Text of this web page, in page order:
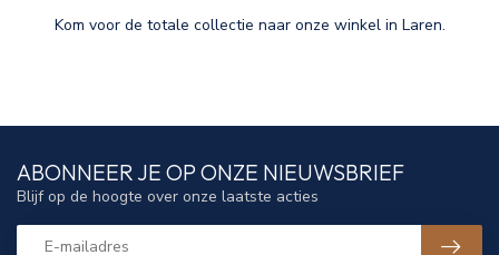
Kom voor de totale collectie naar onze winkel in Laren.
ABONNEER JE OP ONZE NIEUWSBRIEF
Blijf op de hoogte over onze laatste acties